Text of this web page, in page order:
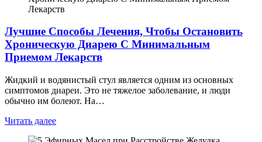
Лучшие Способы Лечения, Чтобы Остановить
Хроническую Диарею С Минимальным
Приемом Лекарств
Жидкий и водянистый стул является одним из основных
симптомов диареи. Это не тяжелое заболевание, и люди
обычно им болеют. На…
Читать далее